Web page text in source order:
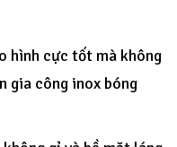
hình cực tốt mà không
gia công inox bóng